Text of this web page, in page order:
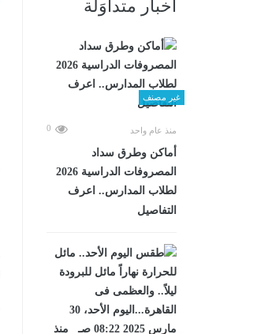
أخبار متداوَلة
غير مصنف
منذ عام واحد 0
أماكن وطرق سداد
المصروفات الدراسية 2026
لطلاب المدارس.. اعرف
التفاصيل